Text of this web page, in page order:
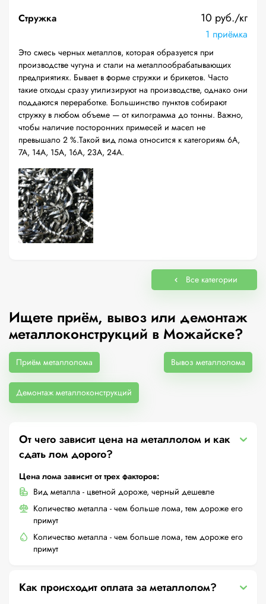
Стружка 10 руб./кг
1 приёмка
Это смесь черных металлов, которая образуется при
производстве чугуна и стали на металлообрабатывающих
предприятиях. Бывает в форме стружки и брикетов. Часто
такие отходы сразу утилизируют на производстве, однако они
поддаются переработке. Большинство пунктов собирают
стружку в любом объеме — от килограмма до тонны. Важно,
чтобы наличие посторонних примесей и масел не
превышало 2 %.Такой вид лома относится к категориям 6А,
7А, 14А, 15А, 16А, 23А, 24А.
Все категории
Ищете приём, вывоз или демонтаж
металлоконструкций в Можайске?
Приём металлолома Вывоз металлолома
Демонтаж металлоконструкций
От чего зависит цена на металлолом и как
сдать лом дорого?
Цена лома зависит от трех факторов:
Вид металла - цветной дороже, черный дешевле
Количество металла - чем больше лома, тем дороже его
примут
Количество металла - чем больше лома, тем дороже его
примут
Как происходит оплата за металлолом?